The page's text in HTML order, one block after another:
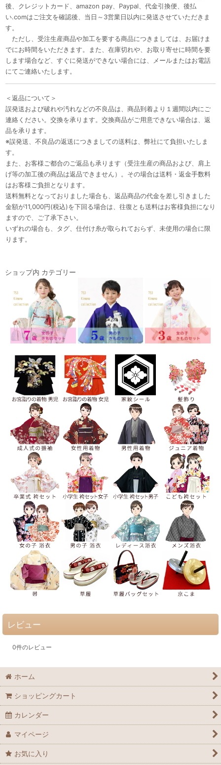
後、クレジットカード、amazon pay、Paypal、代金引換便、後払
い.comはご注文を確認後、当日～3営業日以内に発送させていただきま
す。
ただし、受注生産商品や加工を要する商品につきましては、お届けま
でにお時間をいただきます。また、在庫切れや、お取り寄せに時間を要
します場合など、すぐに発送ができない場合には、メールまたはお電話
にてご連絡いたします。
＜返品について＞
誤発送および破れや汚れなどの不良品は、商品到着より１週間以内にご
連絡ください。交換を承ります。交換商品がご用意できない場合は、返
品を承ります。
※誤発送、不良品の返送につきましての送料は、弊社にて負担いたしま
す。
また、お客様ご都合のご返品も承ります（受注生産の商品および、肩上
げ等の加工後の商品は返品できません）。その場合は送料・返金手数料
はお客様ご負担となります。
送料無料となっておりました場合も、返品商品の代金を差し引きました
金額が11,000円(税込)を下回る場合は、往復とも送料はお客様負担になり
ますので、ご了承下さい。
いずれの場合も、タグ、仕付け糸が取られておらず、未使用の場合に限
ります。
ショップ内 カテゴリー
レビュー
0件のレビュー
ホーム
ショッピングカート
カレンダー
マイページ
お気に入り